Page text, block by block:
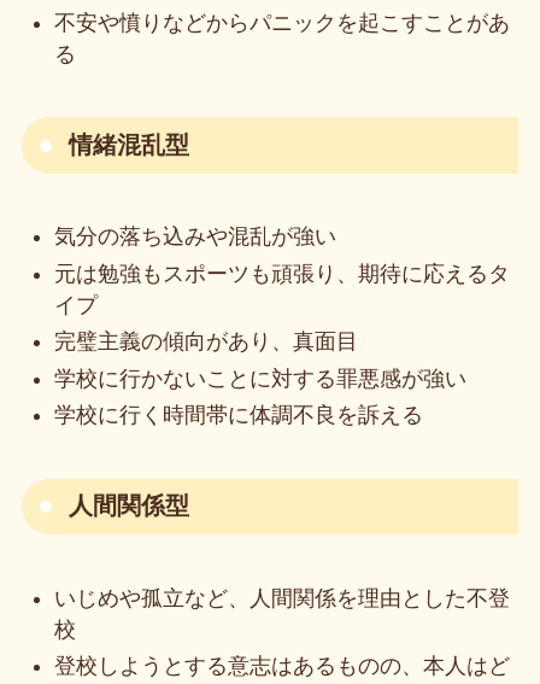
不安や憤りなどからパニックを起こすことがあ
る
情緒混乱型
気分の落ち込みや混乱が強い
元は勉強もスポーツも頑張り、期待に応えるタ
イプ
完璧主義の傾向があり、真面目
学校に行かないことに対する罪悪感が強い
学校に行く時間帯に体調不良を訴える
人間関係型
いじめや孤立など、人間関係を理由とした不登
校
登校しようとする意志はあるものの、本人はど